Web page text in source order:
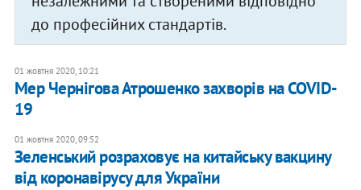
до професійних стандартів.
01 жовтня 2020, 10:21
Мер Чернігова Атрошенко захворів на COVID-
19
01 жовтня 2020, 09:52
​Зеленський розраховує на китайську вакцину
від коронавірусу для України